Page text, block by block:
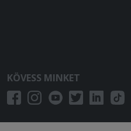
KÖVESS MINKET